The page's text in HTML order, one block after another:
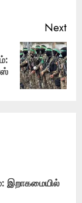
Next
இறாகமையில்